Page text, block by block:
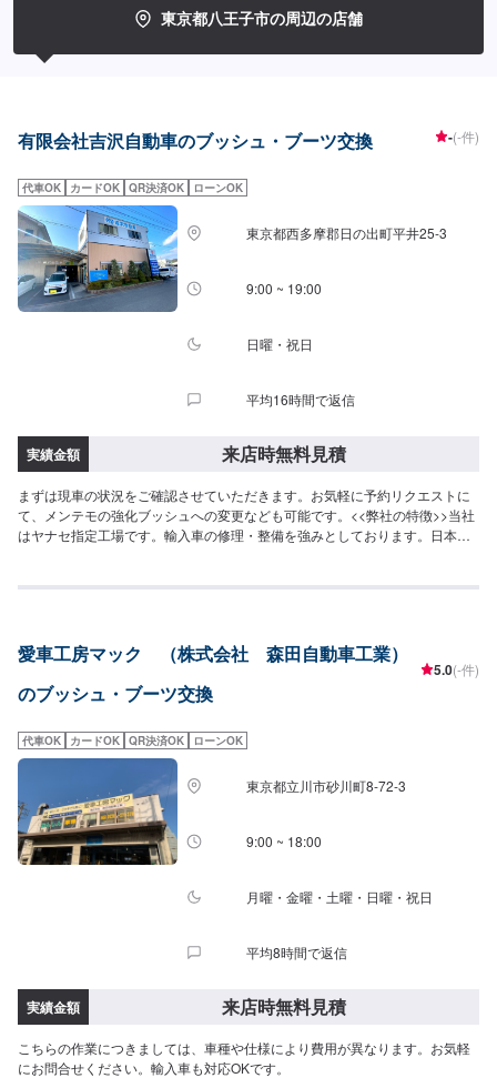
ご入力いただきますと対応がスムーズですので、ご協力ください。【お客様
のニーズをお聞きしながら、お客様の夢を共に考えます。】お任せいただい
から実際の作業、納車に至るまでを一人の職人が担当しています。それはお
よ！」と言っていただくプロセスが優流のトータルサービスです。【1】オフ
ァーにてお問い合わせ【2】ご来店・入庫・お見積り【3】お見積りにご納得
しています。お車の作業中は代車をご利用ください。※代車の燃料代はお客様
にご負担いただいております。【定休日・営業時間】定休日：日曜・祝日営
業時間：9:00~19:00
東京都八王子市の周辺の店舗
有限会社吉沢自動車のブッシュ・ブーツ交換 -(-件)
代車OK カードOK QR決済OK ローンOK
東京都西多摩郡日の出町平井25-3
9:00 ~ 19:00
日曜・祝日
平均16時間で返信
実績金額 来店時無料見積
まずは現車の状況をご確認させていただきます。お気軽に予約リクエストに
て、メンテモの強化ブッシュへの変更なども可能です。<<弊社の特徴>>当社
はヤナセ指定工場です。輸入車の修理・整備を強みとしております。日本
る場合にも安心です。<<国家資格を持った整備士が多数在籍>>二級整備士・
愛車工房マック （株式会社 森田自動車工業）
のブッシュ・ブーツ交換
5.0(-件)
代車OK カードOK QR決済OK ローンOK
東京都立川市砂川町8-72-3
9:00 ~ 18:00
月曜・金曜・土曜・日曜・祝日
平均8時間で返信
実績金額 来店時無料見積
こちらの作業につきましては、車種や仕様により費用が異なります。お気軽
にお問合せください。輸入車も対応OKです。